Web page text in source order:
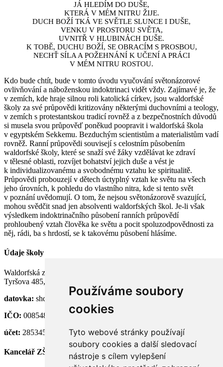
Používáme soubory
cookies
Tyto webové stránky používají
soubory cookies a další sledovací
nástroje s cílem vylepšení
JÁ HLEDÍM DO DUŠE,
KTERÁ V MÉM NITRU ŽIJE.
DUCH BOŽÍ TKÁ VE SVĚTLE SLUNCE I DUŠE,
VENKU V PROSTORU SVĚTA,
UVNITŘ V HLUBINÁCH DUŠE.
K TOBĚ, DUCHU BOŽÍ, SE OBRACÍM S PROSBOU,
NECHŤ SÍLA A POŽEHNÁNÍ K UČENÍ A PRÁCI
V MÉM NITRU ROSTOU.
Kdo bude chtít, bude v tomto úvodu vyučování světonázorové
ovlivňování a náboženskou indoktrinaci vidět vždy. Zajímavé je, že
v zemích, kde hraje silnou roli katolická církev, jsou waldorfské
školy za své průpovědi kritizovány některými duchovními a teology,
v zemích s protestantskou tradicí rovněž a z bezpečnostních důvodů
si musela svou průpověď poněkud poopravit i waldorfská škola
v egyptském Sekkemu. Bezduchým scientistům a materialistům vadí
rovněž. Ranní průpovědi souvisejí s celostním působením
waldorfské školy, které se snaží své žáky vzdělávat ke zdraví
v tělesné oblasti, rozvíjet bohatství jejich duše a vést je
k individualizovanému a svobodnému vztahu ke spiritualitě.
Průpovědi probouzejí v dětech úctyplný vztah ke světu na všech
jeho úrovních, k pohledu do vlastního nitra, kde si tento svět
v poznání uvědomují. O tom, že nejsou světonázorově svazující,
mohou svědčit snad jen absolventi waldorfských škol. Je-li však
výsledkem indoktrinačního působení ranních průpovědí
prohloubený vztah člověka ke světu a pocit spoluzodpovědnosti za
něj, rádi, ba s hrdostí, se k takovému působení hlásíme.
Údaje školy
Waldorfská základní a střední škola Semily, p. o.
Tyršova 485, 513 01 Semily
datovka: shdknnh
IČO: 00854824
účet: 28534581/0100
Kancelář ZŠ